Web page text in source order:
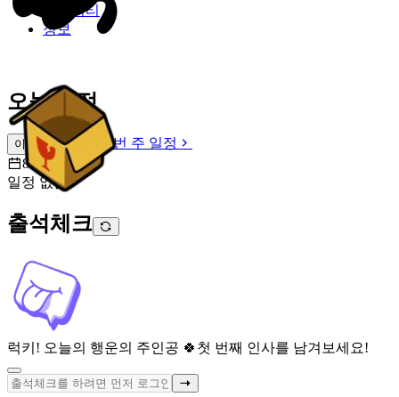
커뮤니티
정보
오늘 일정
이번 주 일정
이번 주 일정
8월 9일 [일]
일정 없음
출석체크
럭키! 오늘의 행운의 주인공 🍀 첫 번째 인사를 남겨보세요!